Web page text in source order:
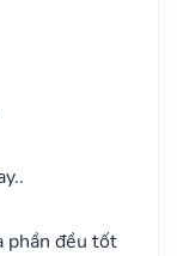
phần đều tốt